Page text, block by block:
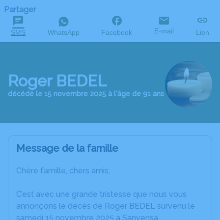
Partager
SMS WhatsApp Facebook E-mail Lien
Roger BEDEL
décédé le 15 novembre 2025 à l'âge de 91 ans
Message de la famille
Chère famille, chers amis,
C’est avec une grande tristesse que nous vous
annonçons le décès de Roger BEDEL survenu le
samedi 15 novembre 2025 à Sanvensa.